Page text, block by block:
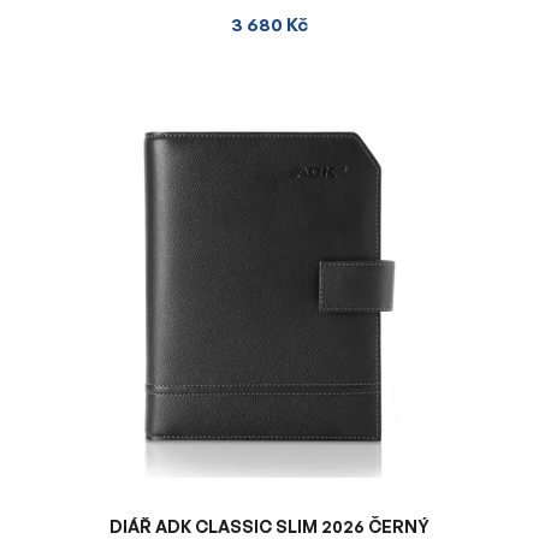
3 680 Kč
DIÁŘ ADK CLASSIC SLIM 2026 ČERNÝ